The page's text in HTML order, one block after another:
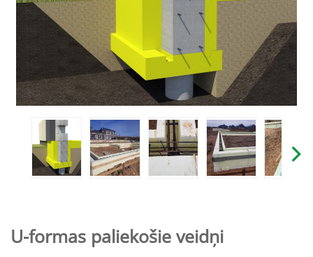
U-formas paliekošie veidņi